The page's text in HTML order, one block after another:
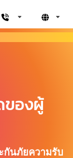
ของผู้
กันภัยความรับ